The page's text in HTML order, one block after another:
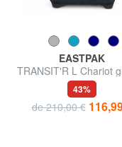
EASTPAK
TRANSIT'R L Chariot
taille
43%
de 210,00 €